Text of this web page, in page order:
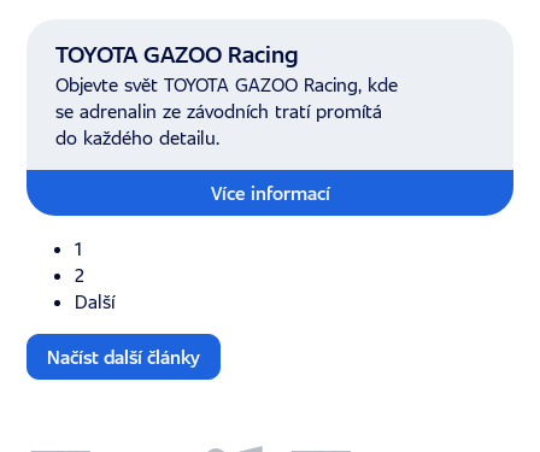
TOYOTA GAZOO Racing
Objevte svět TOYOTA GAZOO Racing, kde
se adrenalin ze závodních tratí promítá
do každého detailu.
Více informací
1
2
Další
Načíst další články